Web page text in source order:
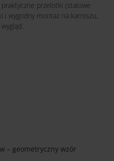
praktyczne przelotki (stalowe
i wygodny montaż na karniszu,
– geometryczny wzór